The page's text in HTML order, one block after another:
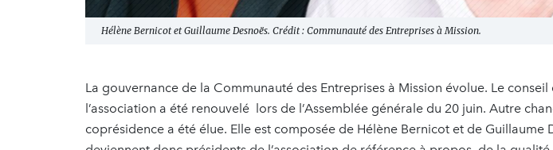
Hélène Bernicot et Guillaume Desnoës. Crédit : Communauté des Entreprises à Mission.
La gouvernance de la Communauté des Entreprises à Mission évolue. Le
l’association a été renouvelé lors de l’Assemblée générale du 20 juin. Autre
coprésidence a été élue. Elle est composée de Hélène Bernicot et de Guillaume